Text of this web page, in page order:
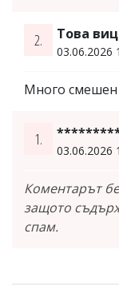
2. Това
03.06.2026
Много смешен
1.
03.06.2026
Коментарът
защото
спам.